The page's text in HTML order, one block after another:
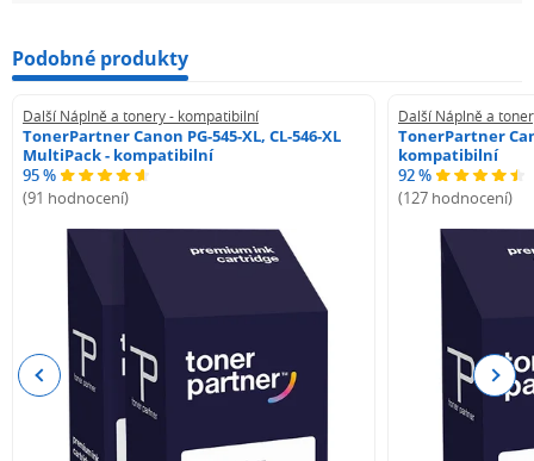
Podobné produkty
Další Náplně a tonery - kompatibilní
TonerPartner Canon PG-545-XL, CL-546-XL
MultiPack - kompatibilní
95 %
(91 hodnocení)
Další Náplně a
TonerPartner
kompatibilní
92 %
(127 hodnocení)
Previous Next